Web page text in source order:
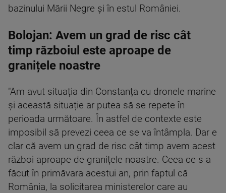
bazinului Mării Negre și în estul României.
Bolojan: Avem un grad de risc cât
timp războiul este aproape de
granițele noastre
"Am avut situația din Constanța cu dronele marine
și această situație ar putea să se repete în
perioada următoare. În astfel de contexte este
imposibil să prevezi ceea ce se va întâmpla. Dar e
clar că avem un grad de risc cât timp avem acest
război aproape de granițele noastre. Ceea ce s-a
făcut în primăvara acestui an, prin faptul că
România, la solicitarea ministerelor care au